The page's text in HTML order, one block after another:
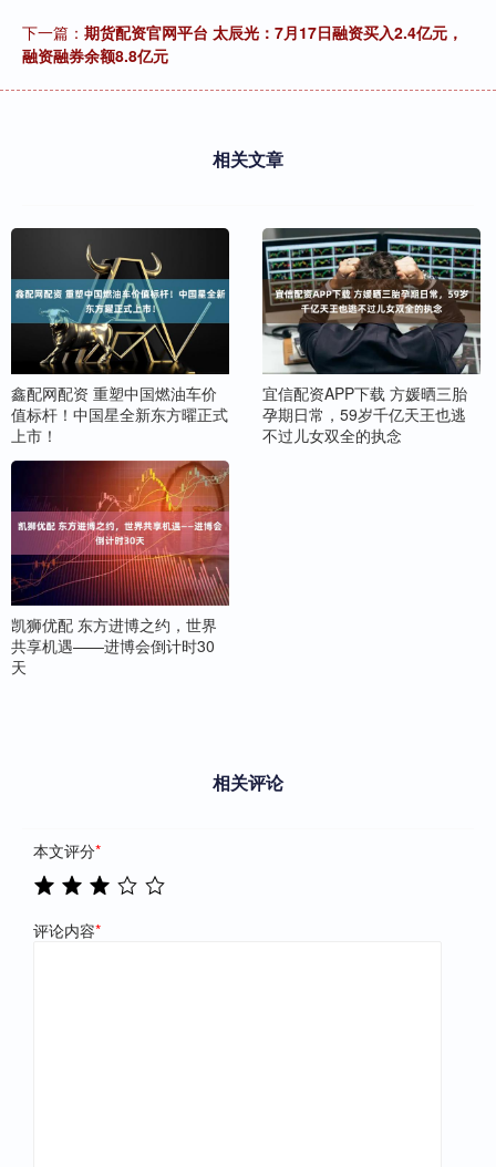
下一篇： 期货配资官网平台 太辰光：7月17日融资买入2.4亿元，
融资融券余额8.8亿元
相关文章
鑫配网配资 重塑中国燃油车价
值标杆！中国星全新东方曜正式
上市！
宜信配资APP下载 方媛晒三胎
孕期日常，59岁千亿天王也逃
不过儿女双全的执念
凯狮优配 东方进博之约，世界
共享机遇——进博会倒计时30
天
相关评论
本文评分*
评论内容*